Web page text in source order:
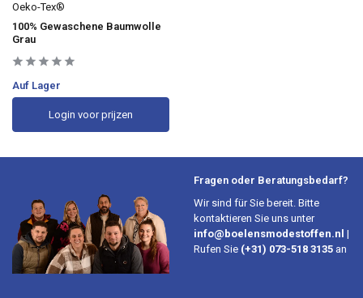
Oeko-Tex®
100% Gewaschene Baumwolle
Grau
Auf Lager
Login voor prijzen
Fragen oder Beratungsbedarf?
Wir sind für Sie bereit. Bitte
kontaktieren Sie uns unter
info@boelensmodestoffen.nl |
Rufen Sie (+31) 073-518 3135 an